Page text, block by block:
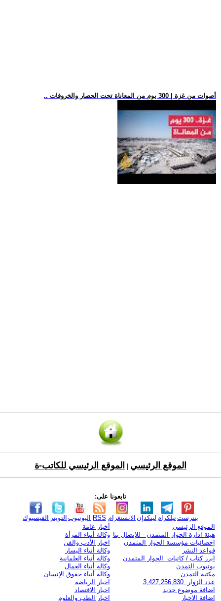
.. أصوات من غزة | 300 يوم من المعاناة تحت الحصار والخروقات
الموقع الرئيسي الموقع الرئيسي للكاتب-ة
تابعونا على:
الفيسبوك التويتر اليوتيوب RSS الانستغرام لينكدإن تيلكرامبنترست
الموقع الرئيسي
هيئة ادارة الحوار المتمدن - للإتصال بنا
إحصائيات مؤسسة الحوار المتمدن
قواعد النشر
ابرز كتاب / كاتبات الحوار المتمدن
يوتيوب التمدن
مكتبة التمدن
عدد الزوار: 3,427,256,830
اضافة موضوع جديد
اضافة الاخبار
أخبار عامة
وكالة أنباء المرأة
اخبار الأدب والفن
وكالة أنباء اليسار
وكالة أنباء العلمانية
وكالة أنباء العمال
وكالة أنباء حقوق الإنسان
اخبار الرياضة
اخبار الاقتصاد
اخبار الطب والعلوم